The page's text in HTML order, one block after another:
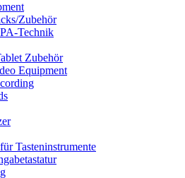
Zubehör
Technik
Zubehör
Equipment
Tasteninstrumente